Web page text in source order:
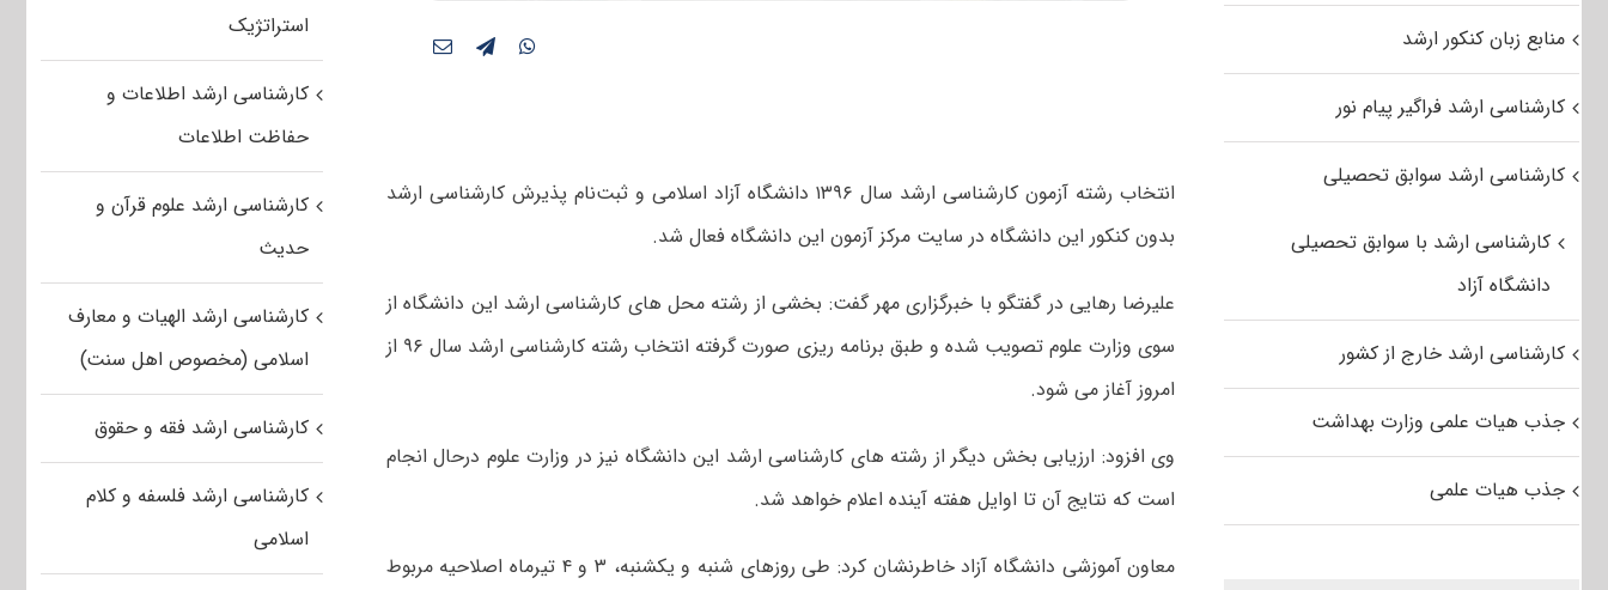
انتخاب رشته آزمون کارشناسی ارشد سال ۱۳۹۶ دانشگاه آزاد اسلامی و ثبت‌نام پذیرش کارشناسی ارشد
بدون کنکور این دانشگاه در سایت مرکز آزمون این دانشگاه فعال شد.
علیرضا رهایی در گفتگو با خبرگزاری مهر گفت: بخشی از رشته محل های کارشناسی ارشد این دانشگاه از
سوی وزارت علوم تصویب شده و طبق برنامه ریزی صورت گرفته انتخاب رشته کارشناسی ارشد سال ۹۶ از
امروز آغاز می شود.
وی افزود: ارزیابی بخش دیگر از رشته های کارشناسی ارشد این دانشگاه نیز در وزارت علوم درحال انجام
است که نتایج آن تا اوایل هفته آینده اعلام خواهد شد.
معاون آموزشی دانشگاه آزاد خاطرنشان کرد: طی روزهای شنبه و یکشنبه، ۳ و ۴ تیرماه اصلاحیه مربوط
استراتژیک
کارشناسی ارشد اطلاعات و
حفاظت اطلاعات
کارشناسی ارشد علوم قرآن و
حدیث
کارشناسی ارشد الهیات و معارف
اسلامی (مخصوص اهل سنت)
کارشناسی ارشد فقه و حقوق
کارشناسی ارشد فلسفه و کلام
اسلامی
منابع زبان کنکور ارشد
کارشناسی ارشد فراگیر پیام نور
کارشناسی ارشد سوابق تحصیلی
کارشناسی ارشد با سوابق تحصیلی
دانشگاه آزاد
کارشناسی ارشد خارج از کشور
جذب هیات علمی وزارت بهداشت
جذب هیات علمی